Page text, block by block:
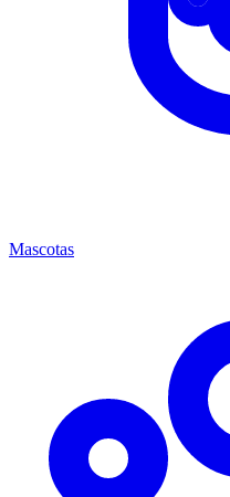
Mascotas